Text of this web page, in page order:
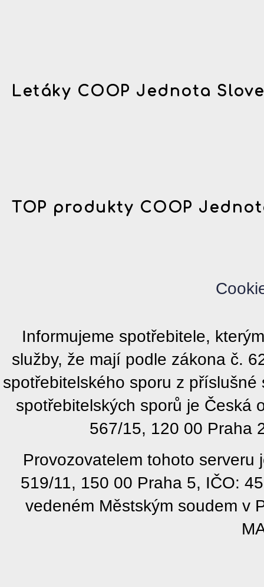
Letáky COOP Jednota
TOP produkty COOP
Informujeme spotřebitele,
služby, že mají podle zákona č.
spotřebitelského sporu z
spotřebitelských sporů je Česká
567/15, 120 00 Praha
Provozovatelem tohoto
519/11, 150 00 Praha 5, IČO:
vedeném Městským soudem v